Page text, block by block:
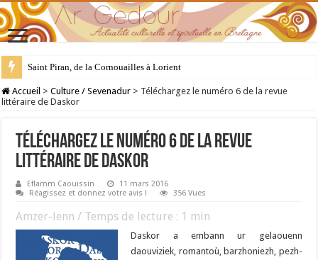
Saint Piran, de la Cornouailles à Lorient
28 juillet : Saint Samson de Dol, père de la Bretagne chrétienne
Accueil > Culture / Sevenadur > Téléchargez le numéro 6 de la revue
littéraire de Daskor
Téléchargez le numéro 6 de la revue
littéraire de Daskor
Eflamm Caouissin
11 mars 2016
Réagissez et donnez votre avis !
356 Vues
Amzer-lenn / Temps de lecture : 1 min
Daskor a embann ur gelaouenn
daouviziek, romantoù, barzhoniezh, pezh-